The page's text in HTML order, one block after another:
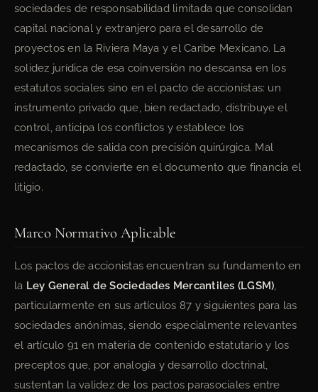
sociedades de responsabilidad limitada que consolidan
capital nacional y extranjero para el desarrollo de
proyectos en la Riviera Maya y el Caribe Mexicano. La
solidez jurídica de esa coinversión no descansa en los
estatutos sociales sino en el pacto de accionistas: un
instrumento privado que, bien redactado, distribuye el
control, anticipa los conflictos y establece los
mecanismos de salida con precisión quirúrgica. Mal
redactado, se convierte en el documento que financia el
litigio.
Marco Normativo Aplicable
Los pactos de accionistas encuentran su fundamento en
la Ley General de Sociedades Mercantiles (LGSM),
particularmente en sus artículos 87 y siguientes para las
sociedades anónimas, siendo especialmente relevantes
el artículo 91 en materia de contenido estatutario y los
preceptos que, por analogía y desarrollo doctrinal,
sustentan la validez de los pactos parasociales entre